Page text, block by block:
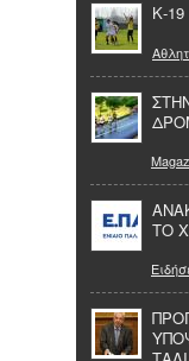
Κ-
ΤΟ